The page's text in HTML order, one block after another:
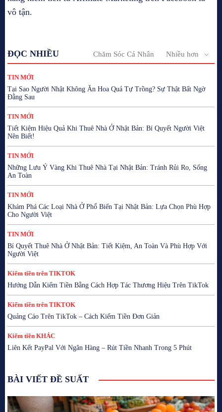
vô tận.
ĐỌC NHIỀU Chăm Sóc Cá Nhân Nhiều hơn
TIN MỚI
Tại Sao Người Nhật Không Ăn Hoa Quả Tự Trồng? Sự Thật Bất Ngờ
Đằng Sau
TIN MỚI
Tiết Kiệm Hiệu Quả Khi Thuê Nhà Ở Nhật Bản: Bí Quyết Người Việt
Nên Biết!
TIN MỚI
Những Lưu Ý Vàng Khi Thuê Nhà Tại Nhật Bản: Tránh Rủi Ro, Sống
An Toàn
TIN MỚI
Khám Phá Các Loại Nhà Ở Phổ Biến Tại Nhật Bản: Lựa Chọn Phù Hợp
Cho Người Việt
TIN MỚI
Bí Quyết Thuê Nhà Ở Nhật Bản: Tiết Kiệm, An Toàn Và Phù Hợp Với
Người Việt
Kiếm tiền trên TIKTOK
Hướng Dẫn Kiếm Tiền Bằng Cách Hợp Tác Thương Hiệu Trên TikTok
Kiếm tiền trên TIKTOK
Quảng Cáo Trên TikTok – Cách Kiếm Tiền Đơn Giản
Kiếm tiền KHÁC
Liên Kết PayPal Với Ngân Hàng – Rút Tiền Nhanh Trong 5 Phút
BÀI VIẾT ĐỀ SUẤT